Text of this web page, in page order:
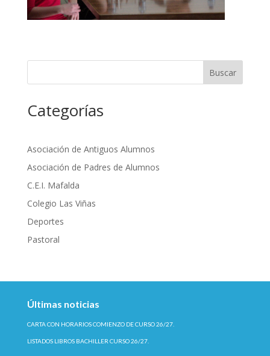
Buscar
Categorías
Asociación de Antiguos Alumnos
Asociación de Padres de Alumnos
C.E.I. Mafalda
Colegio Las Viñas
Deportes
Pastoral
Últimas noticias
CARTA CON HORARIOS COMIENZO DE CURSO 26/27.
LISTADOS LIBROS BACHILLER CURSO 26/27.